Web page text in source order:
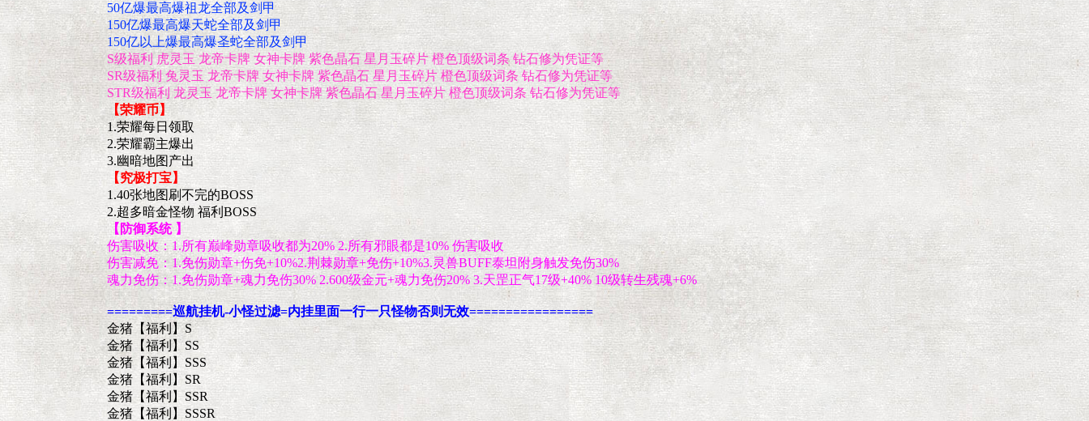
50亿爆最高爆祖龙全部及剑甲
150亿爆最高爆天蛇全部及剑甲
150亿以上爆最高爆圣蛇全部及剑甲
S级福利 虎灵玉 龙帝卡牌 女神卡牌 紫色晶石 星月玉碎片 橙色顶级词条 钻石修为凭证等
SR级福利 兔灵玉 龙帝卡牌 女神卡牌 紫色晶石 星月玉碎片 橙色顶级词条 钻石修为凭证等
STR级福利 龙灵玉 龙帝卡牌 女神卡牌 紫色晶石 星月玉碎片 橙色顶级词条 钻石修为凭证等
【荣耀币】
1.荣耀每日领取
2.荣耀霸主爆出
3.幽暗地图产出
【究极打宝】
1.40张地图刷不完的BOSS
2.超多暗金怪物 福利BOSS
【防御系统 】
伤害吸收：1.所有巅峰勋章吸收都为20% 2.所有邪眼都是10% 伤害吸收
伤害减免：1.免伤勋章+伤免+10%2.荆棘勋章+免伤+10%3.灵兽BUFF泰坦附身触发免伤30%
魂力免伤：1.免伤勋章+魂力免伤30% 2.600级金元+魂力免伤20% 3.天罡正气17级+40% 10级转生残魂+6%
=========巡航挂机-小怪过滤=内挂里面一行一只怪物否则无效=================
金猪【福利】S
金猪【福利】SS
金猪【福利】SSS
金猪【福利】SR
金猪【福利】SSR
金猪【福利】SSSR